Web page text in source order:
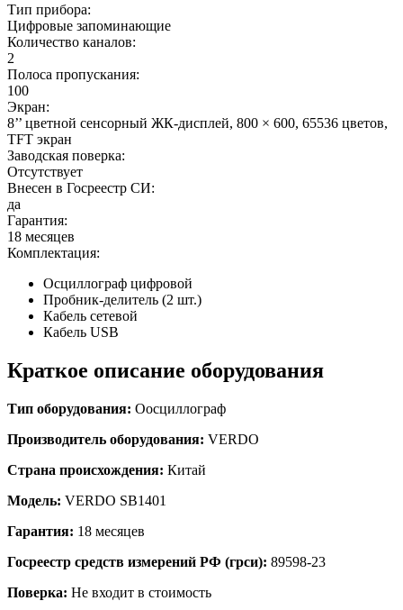
Тип прибора:
Цифровые запоминающие
Количество каналов:
2
Полоса пропускания:
100
Экран:
8’’ цветной сенсорный ЖК-дисплей, 800 × 600, 65536 цветов,
TFT экран
Заводская поверка:
Отсутствует
Внесен в Госреестр СИ:
да
Гарантия:
18 месяцев
Комплектация:
Осциллограф цифровой
Пробник-делитель (2 шт.)
Кабель сетевой
Кабель USB
Краткое описание оборудования
Тип оборудования: Оосциллограф
Производитель оборудования: VERDO
Страна происхождения: Китай
Модель: VERDO SB1401
Гарантия: 18 месяцев
Госреестр средств измерений РФ (грси): 89598-23
Поверка: Не входит в стоимость